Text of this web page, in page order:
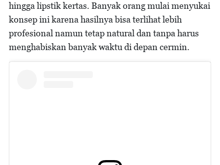
hingga lipstik kertas. Banyak orang mulai menyukai
konsep ini karena hasilnya bisa terlihat lebih
profesional namun tetap natural dan tanpa harus
menghabiskan banyak waktu di depan cermin.